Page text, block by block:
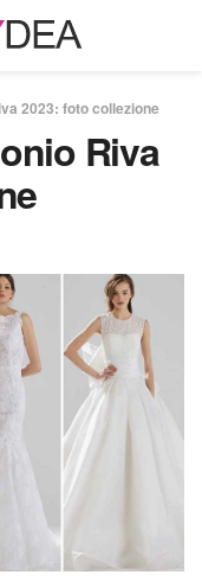
2023: foto collezione
Riva